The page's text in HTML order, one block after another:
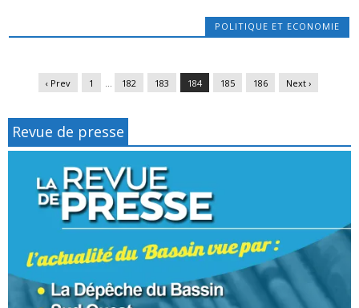
POLITIQUE ET ECONOMIE
‹ Prev 1 … 182 183 184 185 186 Next ›
Revue de presse